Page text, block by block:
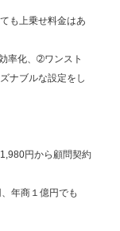
も上乗せ料金はあ
率化、➁ワンスト
ナブルな設定をし
円から顧問契約
年商１億円でも